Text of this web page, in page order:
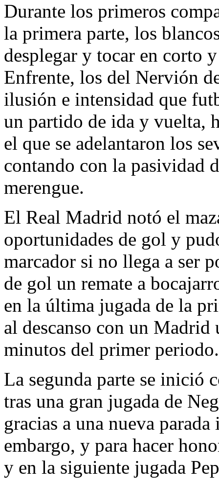
Durante los primeros
la primera parte, los
desplegar y tocar en corto
Enfrente, los del Nervión
ilusión e intensidad que
un partido de ida y vuelta,
el que se adelantaron los
contando con la pasividad
merengue.
El Real Madrid notó el
oportunidades de gol y
marcador si no llega a ser
de gol un remate a
en la última jugada de la
al descanso con un
minutos del primer periodo.
La segunda parte se inició
tras una gran jugada de
gracias a una nueva
embargo, y para hacer
y en la siguiente jugada